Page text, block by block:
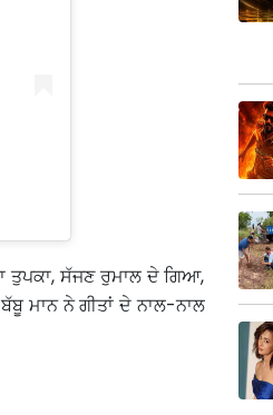
ਤੁਪਕਾ, ਸੱਜਣ ਰੁਮਾਲ ਦੇ ਗਿਆ,
ਮਾਨ ਨੇ ਗੀਤਾਂ ਦੇ ਨਾਲ-ਨਾਲ